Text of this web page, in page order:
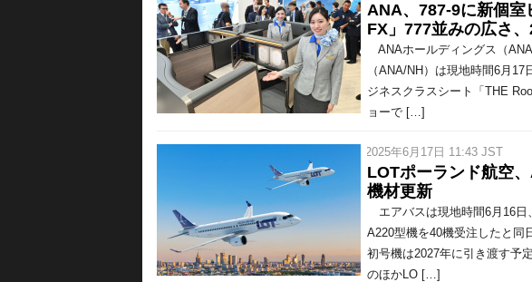
ANA、787-9に新個
FX」777並みの広さ
ANAホールディングス（
（ANA/NH）は現地時間6月
ジネスクラスシート「THE
ョーで […]
/ 2025年6月17日 11:43 JST
LOTポーランド航空
機材更新
エアバスは現地時間6月16日
A220型機を40機受注したと同
初号機は2027年に引き渡す予
のほかLO […]